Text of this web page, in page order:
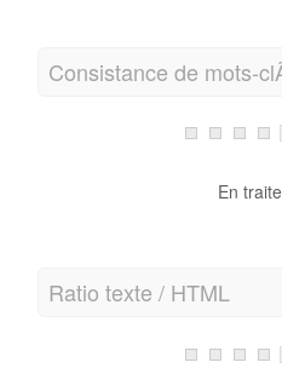
Consistance de mots-
En
Ratio texte / HTML